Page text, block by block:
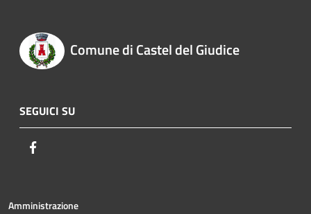
Comune di Castel del Giudice
SEGUICI SU
Amministrazione